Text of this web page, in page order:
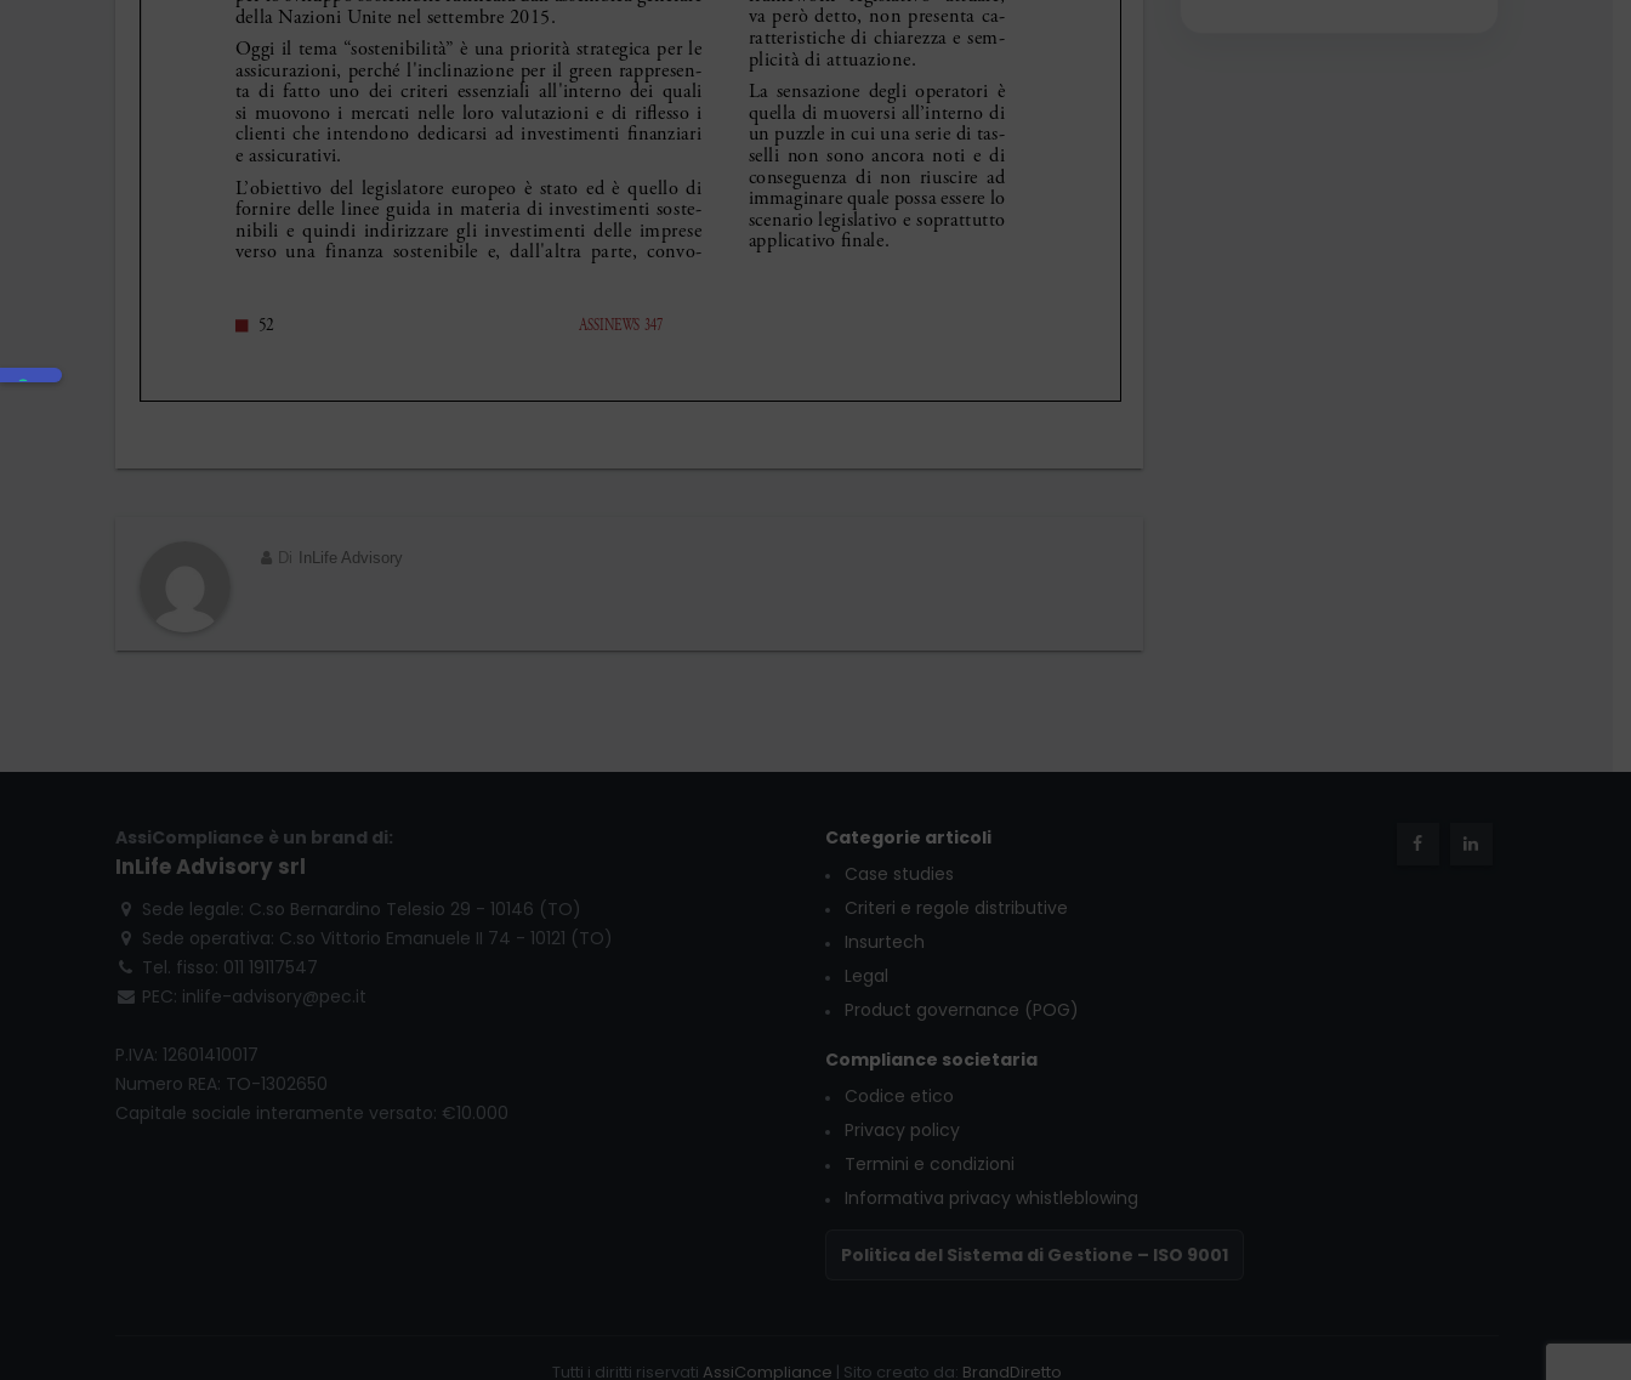
Di InLife Advisory
AssiCompliance è un brand di:
InLife Advisory srl
Sede legale: C.so Bernardino Telesio 29 - 10146 (TO)
Sede operativa: C.so Vittorio Emanuele II 74 - 10121 (TO)
Tel. fisso: 011 19117547
PEC: inlife-advisory@pec.it
P.IVA: 12601410017
Numero REA: TO-1302650
Capitale sociale interamente versato: €10.000
Categorie articoli
Case studies
Criteri e regole distributive
Insurtech
Legal
Product governance (POG)
Compliance societaria
Codice etico
Privacy policy
Termini e condizioni
Informativa privacy whistleblowing
Politica del Sistema di Gestione – ISO 9001
Tutti i diritti riservati AssiCompliance | Sito creato da: BrandDiretto